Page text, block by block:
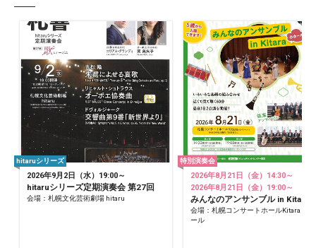
2026年9月2日（水）19:00～
hitaruシリーズ定期演奏会 第27回
会場：札幌文化芸術劇場 hitaru
hitaruシリーズ
2026年8月21日（金）14:30～
2026年8月21日（金）19:00～
みんなのアンサンブル in Kitara
会場：札幌コンサートホールKitara 小
ール
特別演奏会